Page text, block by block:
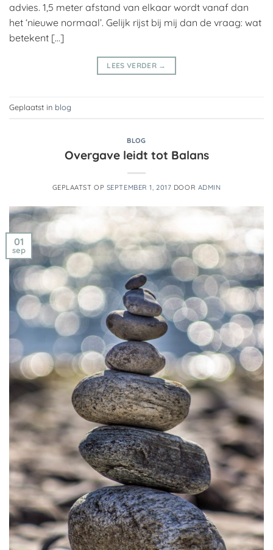
advies. 1,5 meter afstand van elkaar wordt vanaf dan
het ‘nieuwe normaal’. Gelijk rijst bij mij dan de vraag: wat
betekent […]
LEES VERDER →
Geplaatst in blog
BLOG
Overgave leidt tot Balans
GEPLAATST OP SEPTEMBER 1, 2017 DOOR ADMIN
01
sep